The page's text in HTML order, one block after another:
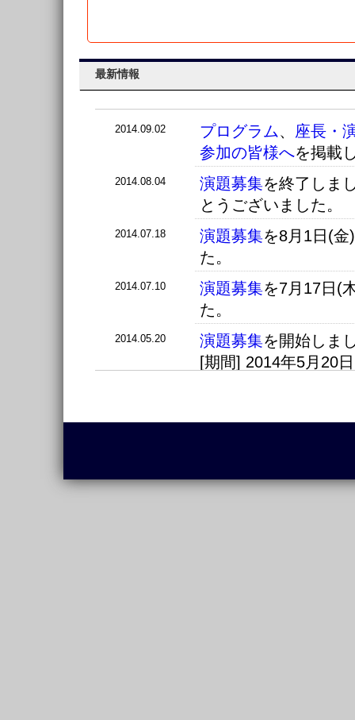
最新情報
2014.09.02 プログラム、
座長・
参加の皆様へを掲載
2014.08.04 演題募集を終了しま
とうございました。
2014.07.18 演題募集を8月1日(金
た。
2014.07.10 演題募集を7月17日(
た。
2014.05.20 演題募集を開始しま
[期間] 2014年5月20